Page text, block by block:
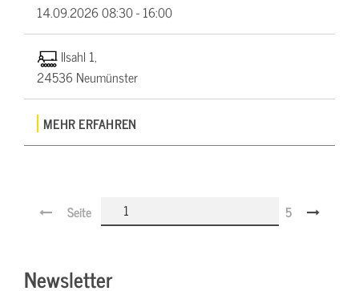
14.09.202608:30 - 16:00
Ilsahl 1,
24536 Neumünster
MEHR ERFAHREN
Seite 5
Newsletter